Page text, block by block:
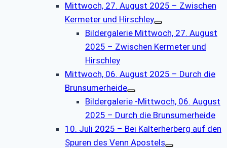
Mittwoch, 27. August 2025 – Zwischen
Kermeter und Hirschley
Bildergalerie Mittwoch, 27. August
2025 – Zwischen Kermeter und
Hirschley
Mittwoch, 06. August 2025 – Durch die
Brunsumerheide
Bildergalerie -Mittwoch, 06. August
2025 – Durch die Brunsumerheide
10. Juli 2025 – Bei Kalterherberg auf den
Spuren des Venn Apostels